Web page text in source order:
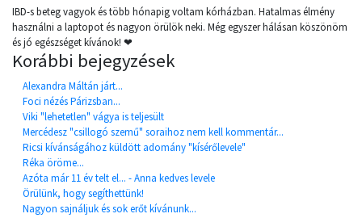
IBD-s beteg vagyok és több hónapig voltam kórházban. Hatalmas élmény
használni a laptopot és nagyon örülök neki. Még egyszer hálásan köszönöm
és jó egészséget kívánok! ❤
Korábbi bejegyzések
Alexandra Máltán járt...
Foci nézés Párizsban...
Viki "lehetetlen" vágya is teljesült
Mercédesz "csillogó szemű" soraihoz nem kell kommentár...
Ricsi kívánságához küldött adomány "kísérőlevele"
Réka öröme...
Azóta már 11 év telt el... - Anna kedves levele
Örülünk, hogy segíthettünk!
Nagyon sajnáljuk és sok erőt kívánunk...